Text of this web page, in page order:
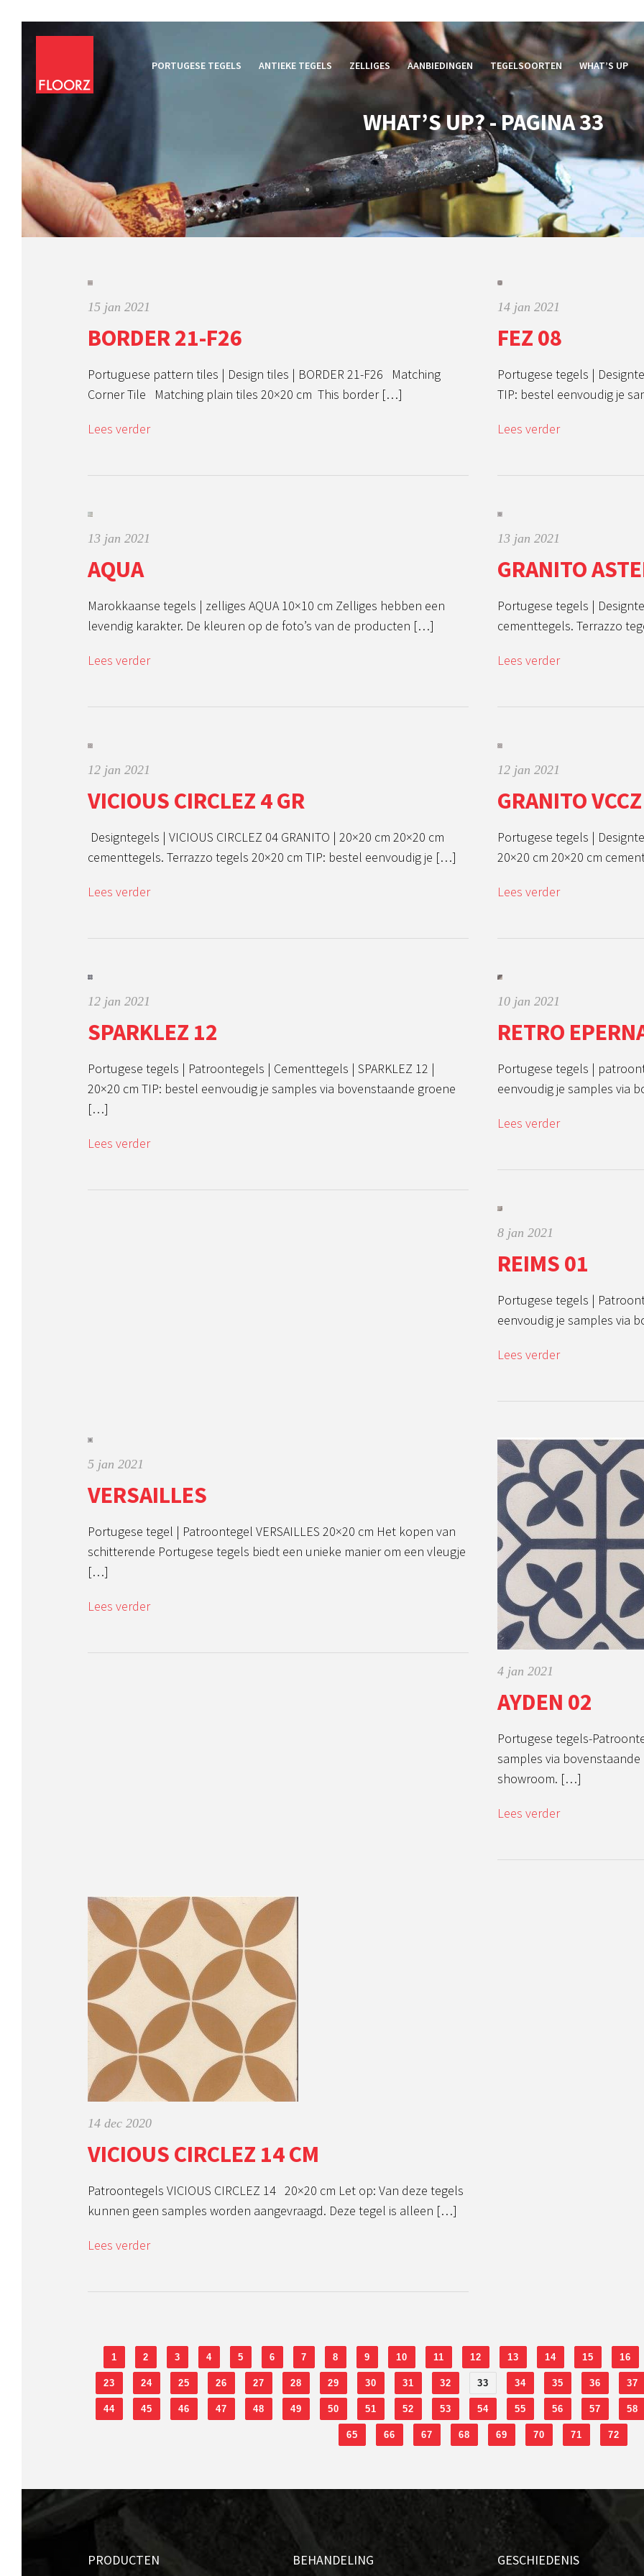
PORTUGESE TEGELS ANTIEKE TEGELS ZELLIGES AANBIEDINGEN TEGELSOORTEN WHAT’S UP
WHAT’S UP? - PAGINA 33
15 jan 2021
BORDER 21-F26
Portuguese pattern tiles | Design tiles | BORDER 21-F26 Matching
Corner Tile Matching plain tiles 20×20 cm This border […]
Lees verder
14 jan 2021
FEZ 08
Portugese tegels |
TIP: bestel eenvoudig je
Lees verder
13 jan 2021
AQUA
Marokkaanse tegels | zelliges AQUA 10×10 cm Zelliges hebben een
levendig karakter. De kleuren op de foto’s van de producten […]
Lees verder
13 jan 2021
GRANITO
Portugese tegels |
cementtegels. Terrazzo
Lees verder
12 jan 2021
VICIOUS CIRCLEZ 4 GR
Designtegels | VICIOUS CIRCLEZ 04 GRANITO | 20×20 cm 20×20 cm
cementtegels. Terrazzo tegels 20×20 cm TIP: bestel eenvoudig je […]
Lees verder
12 jan 2021
GRANITO
Portugese tegels |
20×20 cm 20×20 cm
Lees verder
12 jan 2021
SPARKLEZ 12
Portugese tegels | Patroontegels | Cementtegels | SPARKLEZ 12 |
20×20 cm TIP: bestel eenvoudig je samples via bovenstaande groene
[…]
Lees verder
10 jan 2021
RETRO
Portugese tegels |
eenvoudig je samples via
Lees verder
8 jan 2021
REIMS 01
Portugese tegels |
eenvoudig je samples via
Lees verder
5 jan 2021
VERSAILLES
Portugese tegel | Patroontegel VERSAILLES 20×20 cm Het kopen van
schitterende Portugese tegels biedt een unieke manier om een vleugje
[…]
Lees verder
4 jan 2021
AYDEN 02
Portugese tegels-
samples via
showroom. […]
Lees verder
14 dec 2020
VICIOUS CIRCLEZ 14 CM
Patroontegels VICIOUS CIRCLEZ 14 20×20 cm Let op: Van deze tegels
kunnen geen samples worden aangevraagd. Deze tegel is alleen […]
Lees verder
1 2 3 4 5 6 7 8 9 10 11 12 13 14 15 16
23 24 25 26 27 28 29 30 31 32 33 34 35 36 37
44 45 46 47 48 49 50 51 52 53 54 55 56 57 58
65 66 67 68 69 70 71 72
PRODUCTEN BEHANDELING GESCHIEDENIS